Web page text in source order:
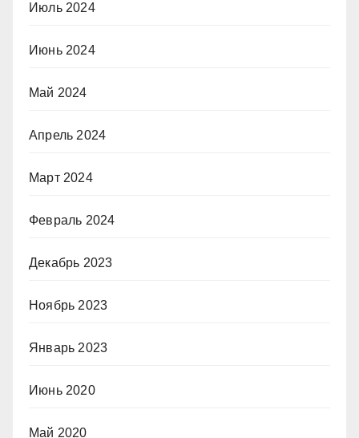
Июль 2024
Июнь 2024
Май 2024
Апрель 2024
Март 2024
Февраль 2024
Декабрь 2023
Ноябрь 2023
Январь 2023
Июнь 2020
Май 2020